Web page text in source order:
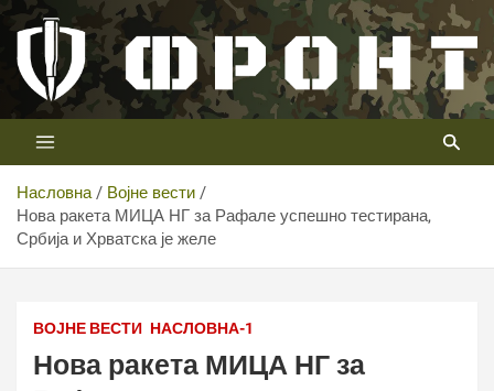
Скип
цонтент
Телевизија ФРОНТ
Први војни канал у Србији
Насловна
Војне вести
Нова ракета МИЦА НГ за Рафале успешно тестирана,
Србија и Хрватска је желе
ВОЈНЕ ВЕСТИ НАСЛОВНА-1
Нова ракета МИЦА НГ за